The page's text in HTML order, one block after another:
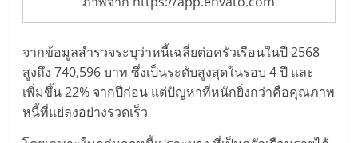
ที่
ปรึกษา
การ
จากข้อมูลสำรวจระบุว่าหนี้เฉลี่ยต่อครัวเรือนในปี 2568
สูงถึง 740,596 บาท ซึ่งเป็นระดับสูงสุดในรอบ 4 ปี และ
เพิ่มขึ้น 22% จากปีก่อน แต่ปัญหาที่หนักยิ่งกว่าคือคุณภาพ
หนี้ที่แย่ลงอย่างรวดเร็ว